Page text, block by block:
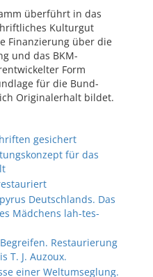
überführt in das
Kulturgut
Finanzierung über die
und das BKM-
Form
für die Bund-
Originalerhalt bildet.
gesichert
für das
Deutschlands. Das
Mädchens lah-tes-
Restaurierung
T. J. Auzoux.
einer Weltumseglung.